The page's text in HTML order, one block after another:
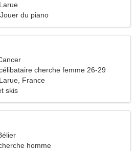
du piano
cherche femme 26-29
France
skis
homme